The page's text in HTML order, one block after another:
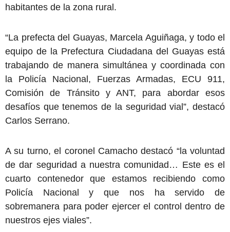
habitantes de la zona rural.
“La prefecta del Guayas, Marcela Aguiñaga, y todo el
equipo de la Prefectura Ciudadana del Guayas está
trabajando de manera simultánea y coordinada con
la Policía Nacional, Fuerzas Armadas, ECU 911,
Comisión de Tránsito y ANT, para abordar esos
desafíos que tenemos de la seguridad vial”, destacó
Carlos Serrano.
A su turno, el coronel Camacho destacó “la voluntad
de dar seguridad a nuestra comunidad… Este es el
cuarto contenedor que estamos recibiendo como
Policía Nacional y que nos ha servido de
sobremanera para poder ejercer el control dentro de
nuestros ejes viales”.